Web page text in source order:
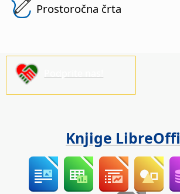
Prostoročna črta
Knjige